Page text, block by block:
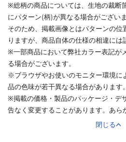
※総柄の商品については、生地の裁断
にパターン(柄)が異なる場合がございま
そのため、掲載画像とはパターンの位
りますが、商品自体の仕様の相違には
※一部商品において弊社カラー表記が
る場合がございます。
※ブラウザやお使いのモニター環境に
品の色味が若干異なる場合があります。
※掲載の価格・製品のパッケージ・デ
告なく変更することがあります。あら
閉じる